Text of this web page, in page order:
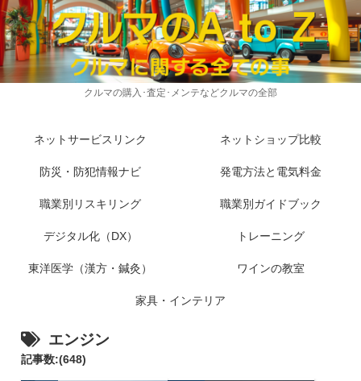
クルマの購入･査定･メンテなどクルマの全部
ネットサービスリンク ネットショップ比較
防災・防犯情報ナビ 発電方法と電気料金
職業別リスキリング 職業別ガイドブック
デジタル化（DX） トレーニング
東洋医学（漢方・鍼灸） ワインの教室
家具・インテリア
エンジン
記事数:(648)